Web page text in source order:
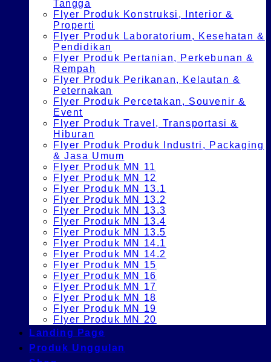
Tangga
Flyer Produk Konstruksi, Interior &
Properti
Flyer Produk Laboratorium, Kesehatan &
Pendidikan
Flyer Produk Pertanian, Perkebunan &
Rempah
Flyer Produk Perikanan, Kelautan &
Peternakan
Flyer Produk Percetakan, Souvenir &
Event
Flyer Produk Travel, Transportasi &
Hiburan
Flyer Produk Produk Industri, Packaging
& Jasa Umum
Flyer Produk MN 11
Flyer Produk MN 12
Flyer Produk MN 13.1
Flyer Produk MN 13.2
Flyer Produk MN 13.3
Flyer Produk MN 13.4
Flyer Produk MN 13.5
Flyer Produk MN 14.1
Flyer Produk MN 14.2
Flyer Produk MN 15
Flyer Produk MN 16
Flyer Produk MN 17
Flyer Produk MN 18
Flyer Produk MN 19
Flyer Produk MN 20
Landing Page
Produk Unggulan